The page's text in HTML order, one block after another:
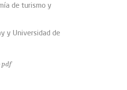
de turismo y
y Universidad de
pdf